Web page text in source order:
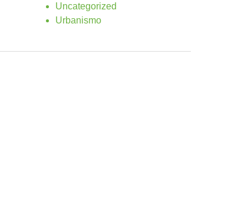
Uncategorized
Urbanismo